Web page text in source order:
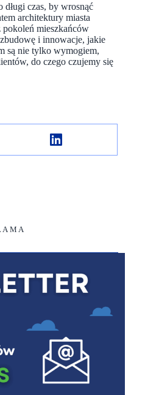
czas, by wrosnąć
architektury miasta
mieszkańców
i innowacje, jakie
są nie tylko wymogiem,
do czego czujemy się
A M A